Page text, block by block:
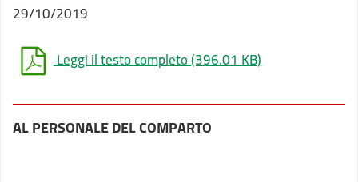
29/10/2019
Leggi il testo completo(396.01 KB)
AL PERSONALE DEL COMPARTO